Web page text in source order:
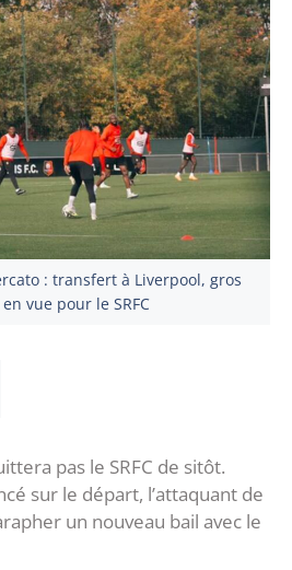
: transfert à Liverpool, gros
vue pour le SRFC
pas le SRFC de sitôt.
sur le départ, l’attaquant de
un nouveau bail avec le